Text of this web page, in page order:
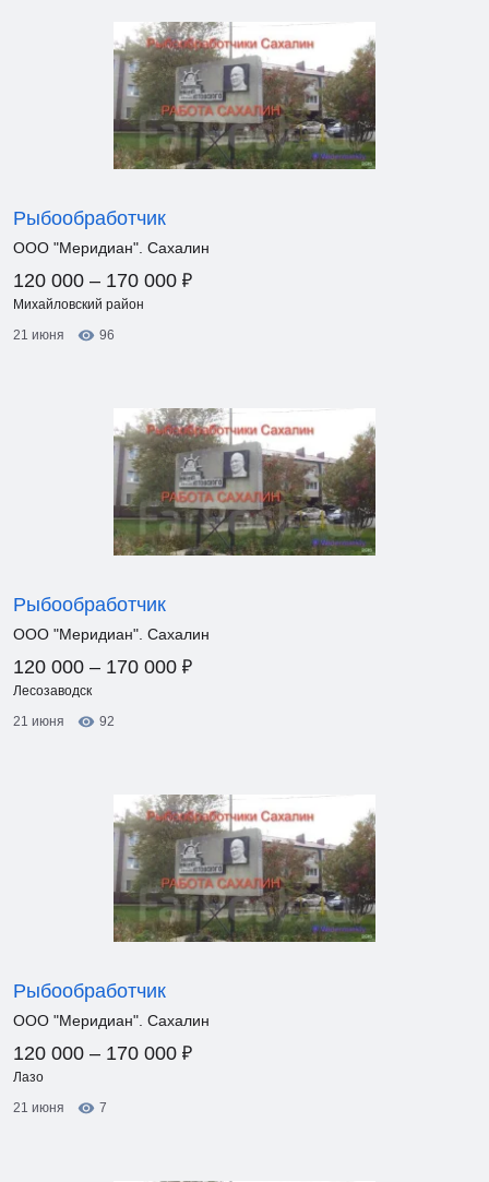
Рыбообработчик
ООО "Меридиан". Сахалин
120 000 – 170 000 ₽
Михайловский район
21 июня
96
Рыбообработчик
ООО "Меридиан". Сахалин
120 000 – 170 000 ₽
Лесозаводск
21 июня
92
Рыбообработчик
ООО "Меридиан". Сахалин
120 000 – 170 000 ₽
Лазо
21 июня
7